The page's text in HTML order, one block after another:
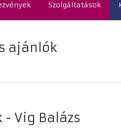
Szolgáltatások
ajánlók
Vig Balázs